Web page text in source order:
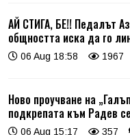
АЙ СТИГА, БЕ!! Педалът
общността иска да го
06 Aug 18:58 1967
Ново проучване на
подкрепата към Радев
06 Aug 15:17 357